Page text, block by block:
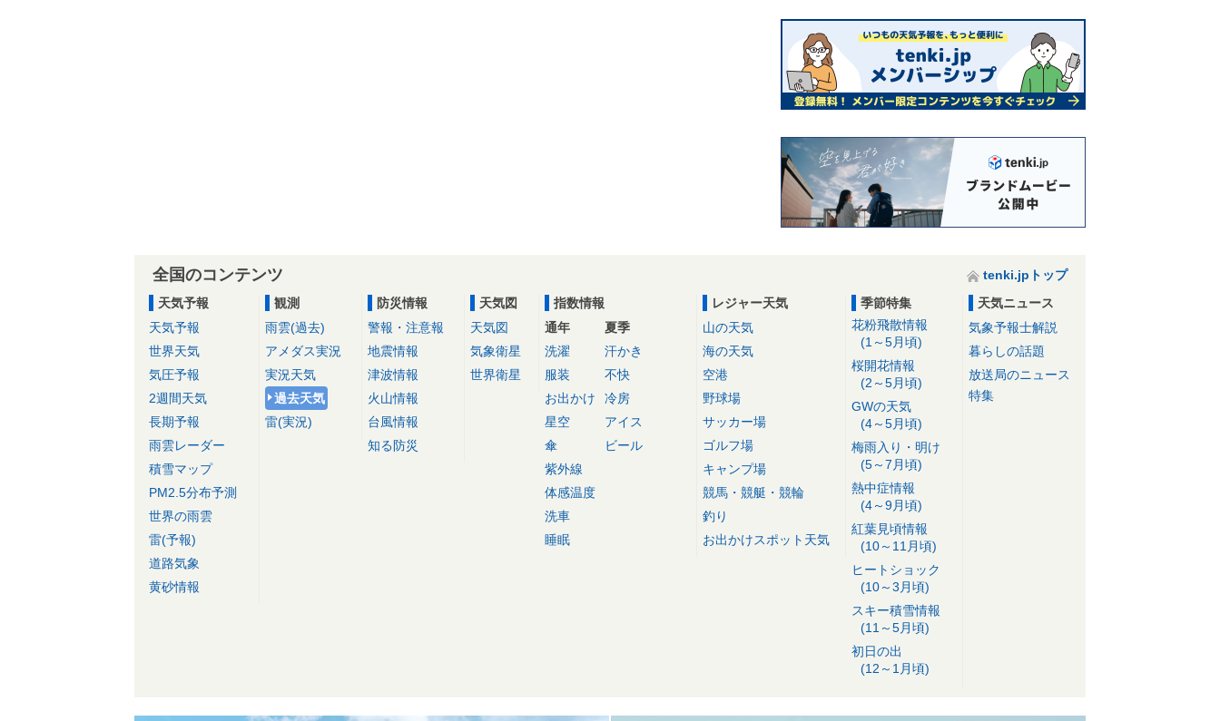
全国のコンテンツ
tenki.jpトップ
天気予報
天気予報
世界天気
気圧予報
2週間天気
長期予報
雨雲レーダー
積雪マップ
PM2.5分布予測
世界の雨雲
雷(予報)
道路気象
黄砂情報
観測
雨雲(過去)
アメダス実況
実況天気
過去天気
雷(実況)
防災情報
警報・注意報
地震情報
津波情報
火山情報
台風情報
知る防災
天気図
天気図
気象衛星
世界衛星
指数情報
通年
洗濯
服装
お出かけ
星空
傘
紫外線
体感温度
洗車
睡眠
夏季
汗かき
不快
冷房
アイス
ビール
レジャー天気
山の天気
海の天気
空港
野球場
サッカー場
ゴルフ場
キャンプ場
競馬・競艇・競輪
釣り
お出かけスポット天気
季節特集
花粉飛散情報
(1～5月頃)
桜開花情報
(2～5月頃)
GWの天気
(4～5月頃)
梅雨入り・明け
(5～7月頃)
熱中症情報
(4～9月頃)
紅葉見頃情報
(10～11月頃)
ヒートショック
(10～3月頃)
スキー積雪情報
(11～5月頃)
初日の出
(12～1月頃)
天気ニュース
気象予報士解説
暮らしの話題
放送局のニュース
特集